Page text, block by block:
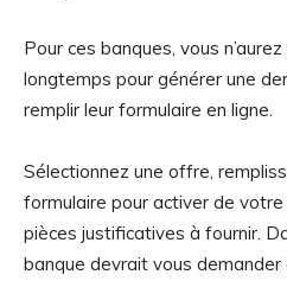
Pour ces banques, vous
longtemps pour générer une
remplir leur formulaire en ligne.
Sélectionnez une offre,
formulaire pour activer de
pièces justificatives à fournir.
banque devrait vous